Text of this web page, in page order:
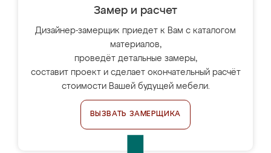
Замер и расчет
Дизайнер-замерщик приедет к Вам с каталогом
материалов,
проведёт детальные замеры,
составит проект и сделает окончательный расчёт
стоимости Вашей будущей мебели.
ВЫЗВАТЬ ЗАМЕРЩИКА